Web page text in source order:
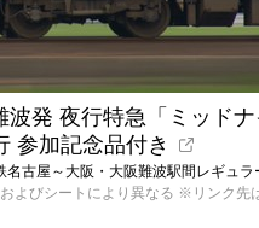
発 夜行特急「ミッドナ
参加記念品付き
名古屋～大阪・大阪難波駅間レギュ
よびシートにより異なる ※リンク先